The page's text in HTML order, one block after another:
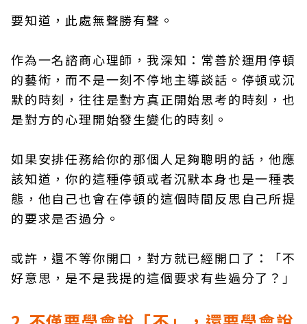
要知道，此處無聲勝有聲。
作為一名諮商心理師，我深知：常善於運用停頓
的藝術，而不是一刻不停地主導談話。停頓或沉
默的時刻，往往是對方真正開始思考的時刻，也
是對方的心理開始發生變化的時刻。
如果安排任務給你的那個人足夠聰明的話，他應
該知道，你的這種停頓或者沉默本身也是一種表
態，他自己也會在停頓的這個時間反思自己所提
的要求是否過分。
或許，還不等你開口，對方就已經開口了：「不
好意思，是不是我提的這個要求有些過分了？」